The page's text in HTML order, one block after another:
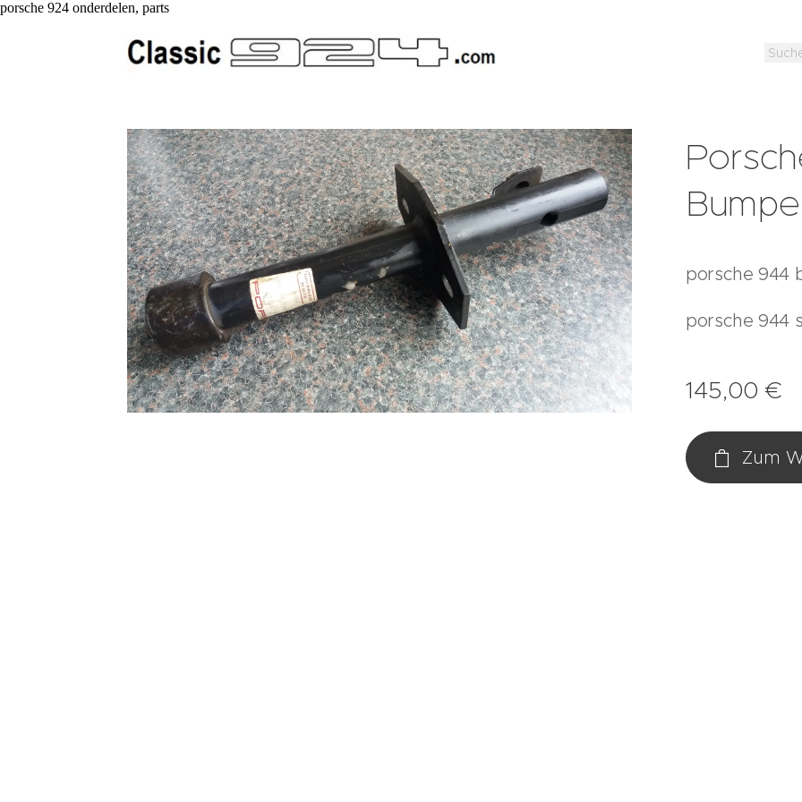
porsche 924 onderdelen, parts
porsche 944
porsche 944
145,00 €
Zum